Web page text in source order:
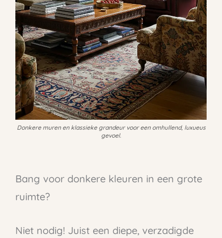
Donkere muren en klassieke grandeur voor een omhullend, luxueus
gevoel.
Bang voor donkere kleuren in een grote
ruimte?
Niet nodig! Juist een diepe, verzadigde